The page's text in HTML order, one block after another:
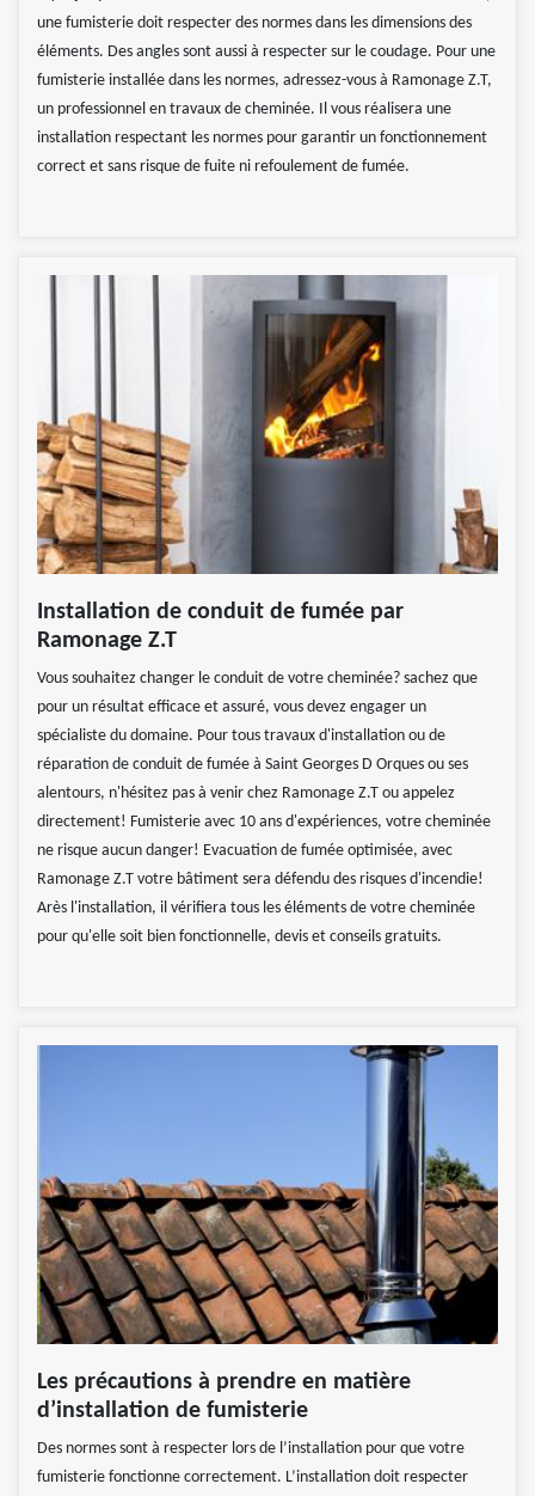
une fumisterie doit respecter des normes dans les dimensions des
éléments. Des angles sont aussi à respecter sur le coudage. Pour une
fumisterie installée dans les normes, adressez-vous à Ramonage Z.T,
un professionnel en travaux de cheminée. Il vous réalisera une
installation respectant les normes pour garantir un fonctionnement
correct et sans risque de fuite ni refoulement de fumée.
Installation de conduit de fumée par
Ramonage Z.T
Vous souhaitez changer le conduit de votre cheminée? sachez que
pour un résultat efficace et assuré, vous devez engager un
spécialiste du domaine. Pour tous travaux d'installation ou de
réparation de conduit de fumée à Saint Georges D Orques ou ses
alentours, n'hésitez pas à venir chez Ramonage Z.T ou appelez
directement! Fumisterie avec 10 ans d'expériences, votre cheminée
ne risque aucun danger! Evacuation de fumée optimisée, avec
Ramonage Z.T votre bâtiment sera défendu des risques d'incendie!
Arès l'installation, il vérifiera tous les éléments de votre cheminée
pour qu'elle soit bien fonctionnelle, devis et conseils gratuits.
Les précautions à prendre en matière
d’installation de fumisterie
Des normes sont à respecter lors de l’installation pour que votre
fumisterie fonctionne correctement. L’installation doit respecter